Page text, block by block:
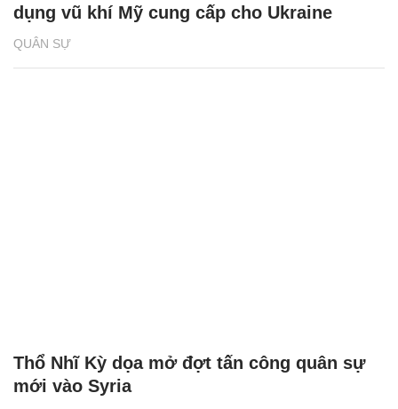
QUÂN SỰ
dụng vũ khí Mỹ cung cấp cho Ukraine
Thổ Nhĩ Kỳ dọa mở đợt tấn công quân sự
mới vào Syria